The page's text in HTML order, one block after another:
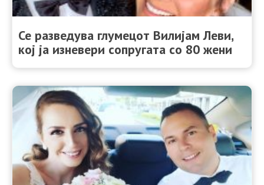
Се разведува глумецот Вилијам Леви,
кој ја изневери сопругата со 80 жени